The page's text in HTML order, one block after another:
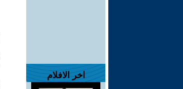
اخر الافلام